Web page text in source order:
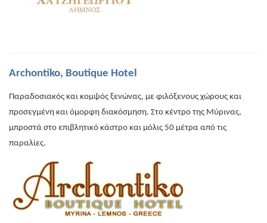
Archontiko, Boutique Hotel
Παραδοσιακός και κομψός ξενώνας, με φιλόξενους χώρους και
προσεγμένη και όμορφη διακόσμηση. Στο κέντρο της Μύρινας,
μπροστά στο επιβλητικό κάστρο και μόλις 50 μέτρα από τις
παραλίες.